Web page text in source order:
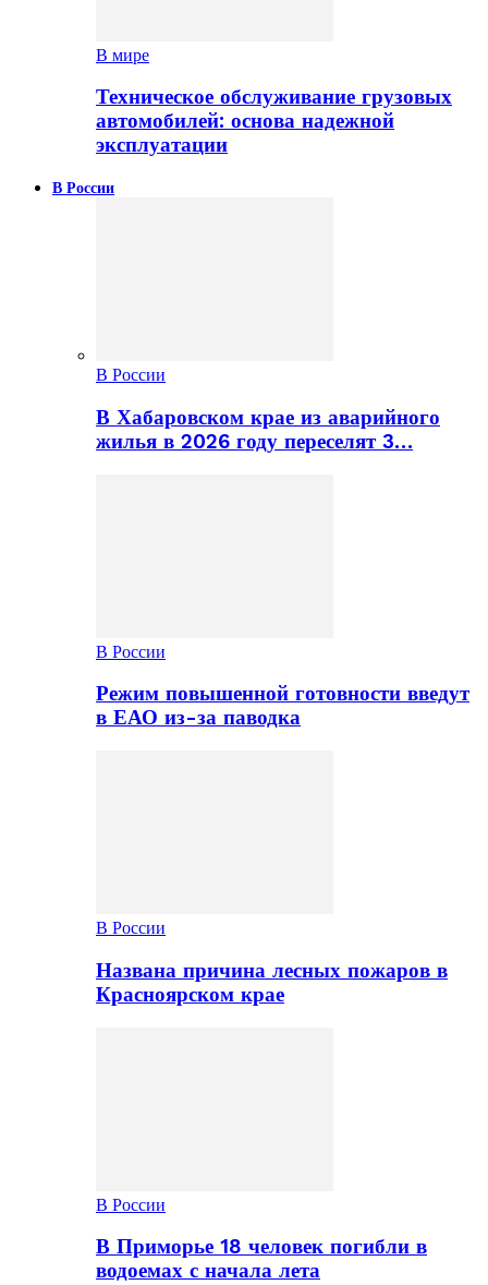
В мире
Техническое обслуживание грузовых
автомобилей: основа надежной
эксплуатации
В России
В России
В Хабаровском крае из аварийного
жилья в 2026 году переселят 3…
В России
Режим повышенной готовности введут
в ЕАО из-за паводка
В России
Названа причина лесных пожаров в
Красноярском крае
В России
В Приморье 18 человек погибли в
водоемах с начала лета